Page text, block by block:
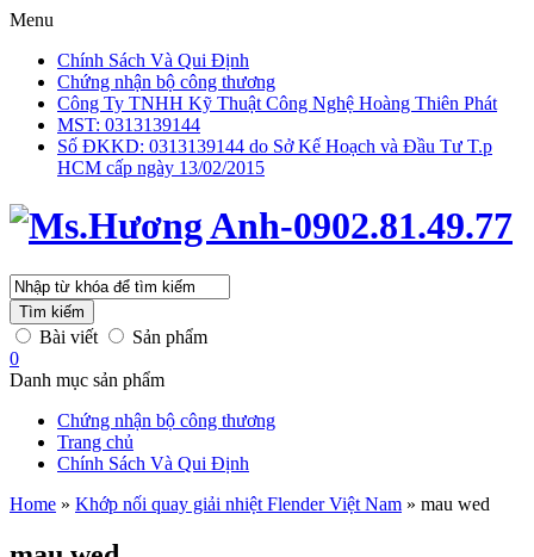
Menu
Chính Sách Và Qui Định
Chứng nhận bộ công thương
Công Ty TNHH Kỹ Thuật Công Nghệ Hoàng Thiên Phát
MST: 0313139144
Số ĐKKD: 0313139144 do Sở Kế Hoạch và Đầu Tư T.p
HCM cấp ngày 13/02/2015
Tìm kiếm
Bài viết
Sản phẩm
0
Danh mục sản phẩm
Chứng nhận bộ công thương
Trang chủ
Chính Sách Và Qui Định
Home » Khớp nối quay giải nhiệt Flender Việt Nam » mau wed